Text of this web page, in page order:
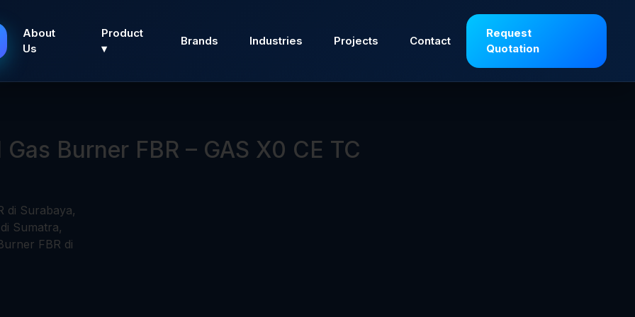
About
Us
Product
▾
Brands Industries Projects Contact
Request
Quotation
adalah alat yang digunakan untuk mencampur gas bahan bakar dengan udara lalu membakarnya
terkontrol. Alat ini berfungsi sebagai sumber panas dalam berbagai keperluan, seperti memasak,
dengan mengatur aliran gas dan udara agar pembakaran berlangsung efisien dan aman. Nyala
Gas Burner FBR – GAS X0 CE TC